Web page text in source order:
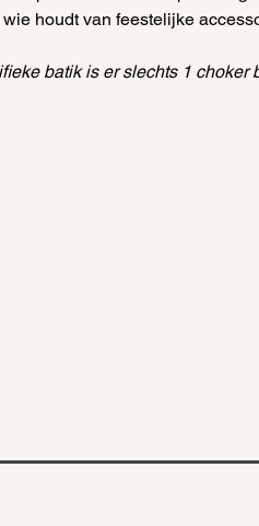
houdt van feestelijke
batik is er slechts 1 choker